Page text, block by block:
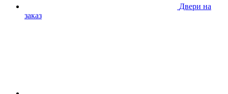
Двери на
заказ